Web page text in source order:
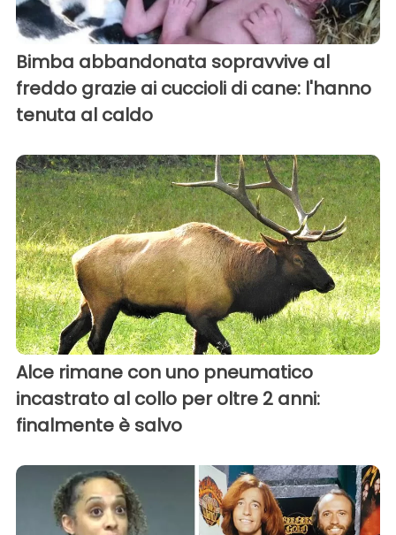
Bimba abbandonata sopravvive al
freddo grazie ai cuccioli di cane: l'hanno
tenuta al caldo
Alce rimane con uno pneumatico
incastrato al collo per oltre 2 anni:
finalmente è salvo